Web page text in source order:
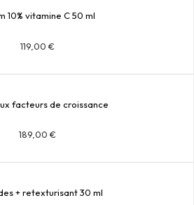
10% vitamine C 50 ml
119,00 €
facteurs de croissance
189,00 €
+ retexturisant 30 ml